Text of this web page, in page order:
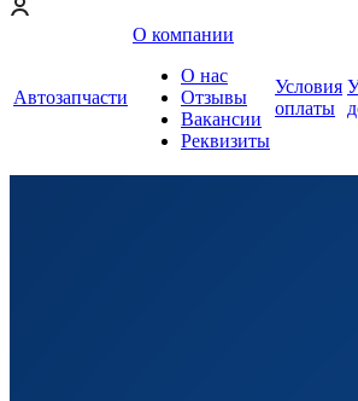
Автозапчасти
О компании
О нас
Отзывы
Вакансии
Реквизиты
Условия
оплаты